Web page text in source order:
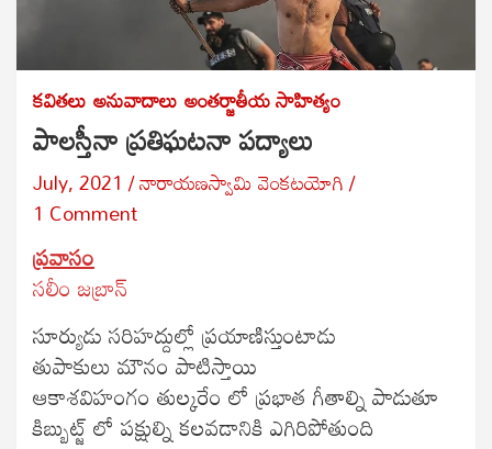
కవితలుఅనువాదాలుఅంతర్జాతీయ సాహిత్యం
పాలస్తీనా ప్రతిఘటనా పద్యాలు
July, 2021 నారాయణస్వామి వెంకటయోగి
1 Comment
ప్రవాసం
సలీం జబ్రాన్
సూర్యుడు సరిహద్దుల్లో ప్రయాణిస్తుంటాడు
తుపాకులు మౌనం పాటిస్తాయి
ఆకాశవిహంగం తుల్కరేం లో ప్రభాత గీతాల్ని పాడుతూ
కిబ్బుట్జ్ లో పక్షుల్ని కలవడానికి ఎగిరిపోతుంది